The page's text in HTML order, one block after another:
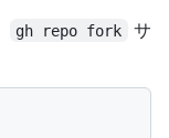
gh repo fork
サ